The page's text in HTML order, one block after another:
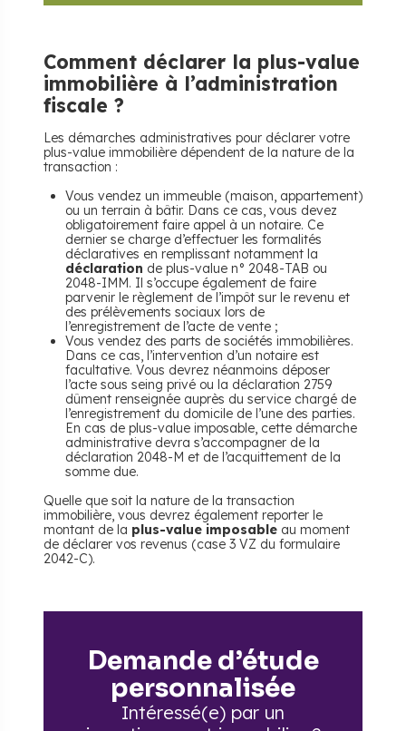
Comment déclarer la plus-value
immobilière à l’administration
fiscale ?
Les démarches administratives pour déclarer votre
plus-value immobilière dépendent de la nature de la
transaction :
Vous vendez un immeuble (maison, appartement)
ou un terrain à bâtir. Dans ce cas, vous devez
obligatoirement faire appel à un notaire. Ce
dernier se charge d’effectuer les formalités
déclaratives en remplissant notamment la
déclaration de plus-value n° 2048-TAB ou
2048-IMM. Il s’occupe également de faire
parvenir le règlement de l’impôt sur le revenu et
des prélèvements sociaux lors de
l’enregistrement de l’acte de vente ;
Vous vendez des parts de sociétés immobilières.
Dans ce cas, l’intervention d’un notaire est
facultative. Vous devrez néanmoins déposer
l’acte sous seing privé ou la déclaration 2759
dûment renseignée auprès du service chargé de
l’enregistrement du domicile de l’une des parties.
En cas de plus-value imposable, cette démarche
administrative devra s’accompagner de la
déclaration 2048-M et de l’acquittement de la
somme due.
Quelle que soit la nature de la transaction
immobilière, vous devrez également reporter le
montant de la plus-value imposable au moment
de déclarer vos revenus (case 3 VZ du formulaire
2042-C).
Demande d’étude
personnalisée
Intéressé(e) par un